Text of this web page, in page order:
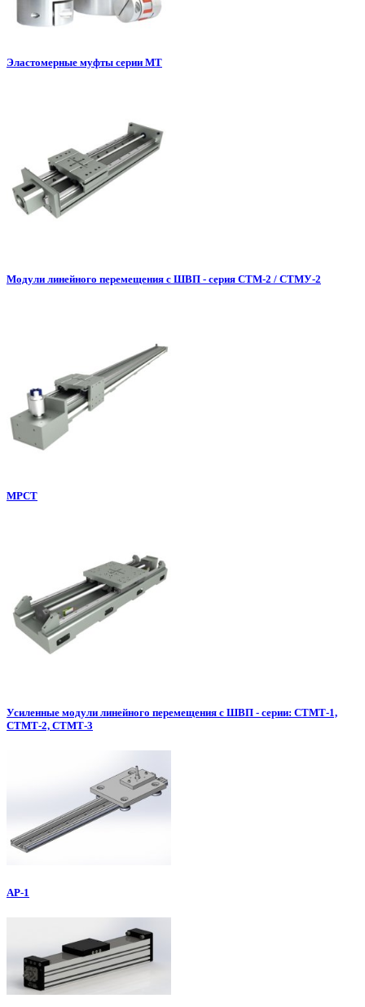
Эластомерные муфты серии МТ
Модули линейного перемещения с ШВП - серия СТМ-2 / СТМУ-2
МРСТ
Усиленные модули линейного перемещения с ШВП - серии: СТМТ-1,
СТМТ-2, СТМТ-3
АР-1